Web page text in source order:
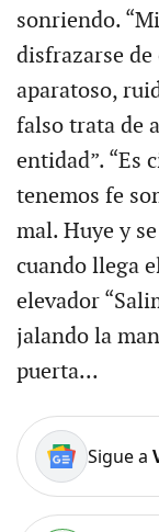
sonriendo.
disfrazarse
aparatoso,
falso trata de
entidad”. “Es
tenemos fe
mal. Huye y
cuando llega
elevador
jalando la
puerta...
Sigue a